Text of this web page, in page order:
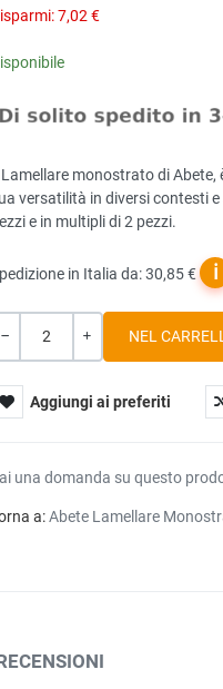
7,02 €
Lamellare monostrato di
versatilità in diversi contesti
e in multipli di 2 pezzi.
in Italia da: 30,85 € ℹ
Aggiungi ai preferiti
una domanda su questo
a:Abete Lamellare